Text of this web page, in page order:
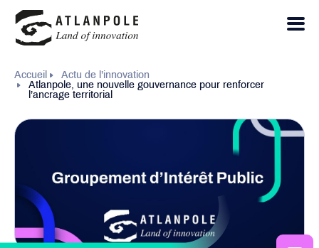
Accueil
Actu de l’innovation
Atlanpole, une nouvelle gouvernance pour renforcer
l’ancrage territorial